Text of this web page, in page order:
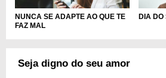
NUNCA SE ADAPTE AO QUE TE
FAZ MAL
DIA DO
Seja digno do seu amor